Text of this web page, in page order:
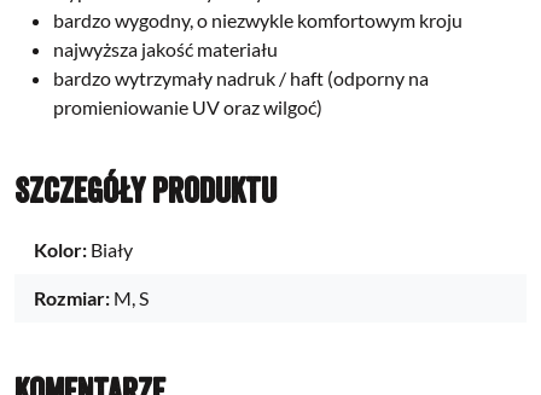
bardzo wygodny, o niezwykle komfortowym kroju
najwyższa jakość materiału
bardzo wytrzymały nadruk / haft (odporny na
promieniowanie UV oraz wilgoć)
Szczegóły produktu
Kolor: Biały
Rozmiar: M, S